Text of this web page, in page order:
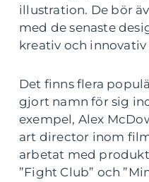
illustration. De bör
med de senaste
kreativ och
Det finns flera
gjort namn för sig
exempel, Alex
art director inom
arbetat med
”Fight Club” och